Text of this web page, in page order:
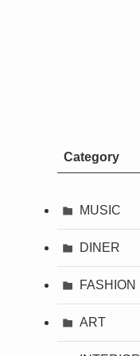
Category
MUSIC
DINER
FASHION
ART